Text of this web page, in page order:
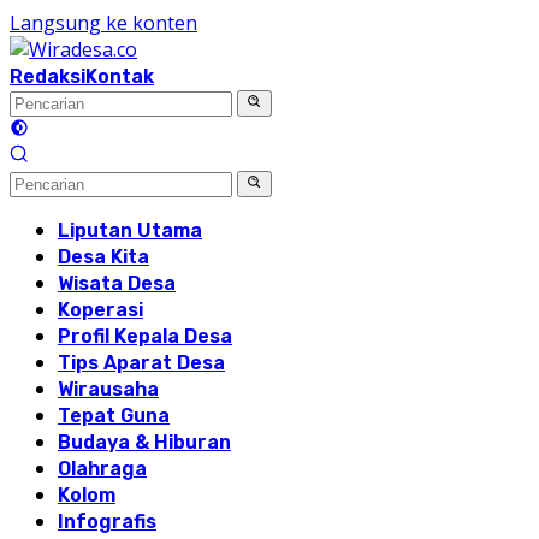
Langsung ke konten
RedaksiKontak
Liputan Utama
Desa Kita
Wisata Desa
Koperasi
Profil Kepala Desa
Tips Aparat Desa
Wirausaha
Tepat Guna
Budaya & Hiburan
Olahraga
Kolom
Infografis